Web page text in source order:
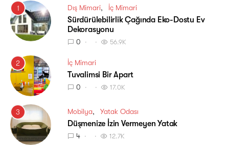
1 Dış Mimari İç Mimari
Sürdürülebilirlik Çağında Eko-Dostu Ev
Dekorasyonu
0 56.9K
2 İç Mimari
Tuvalimsi Bir Apart
0 17.0K
3 Mobilya Yatak Odası
Düşmenize İzin Vermeyen Yatak
4 12.7K